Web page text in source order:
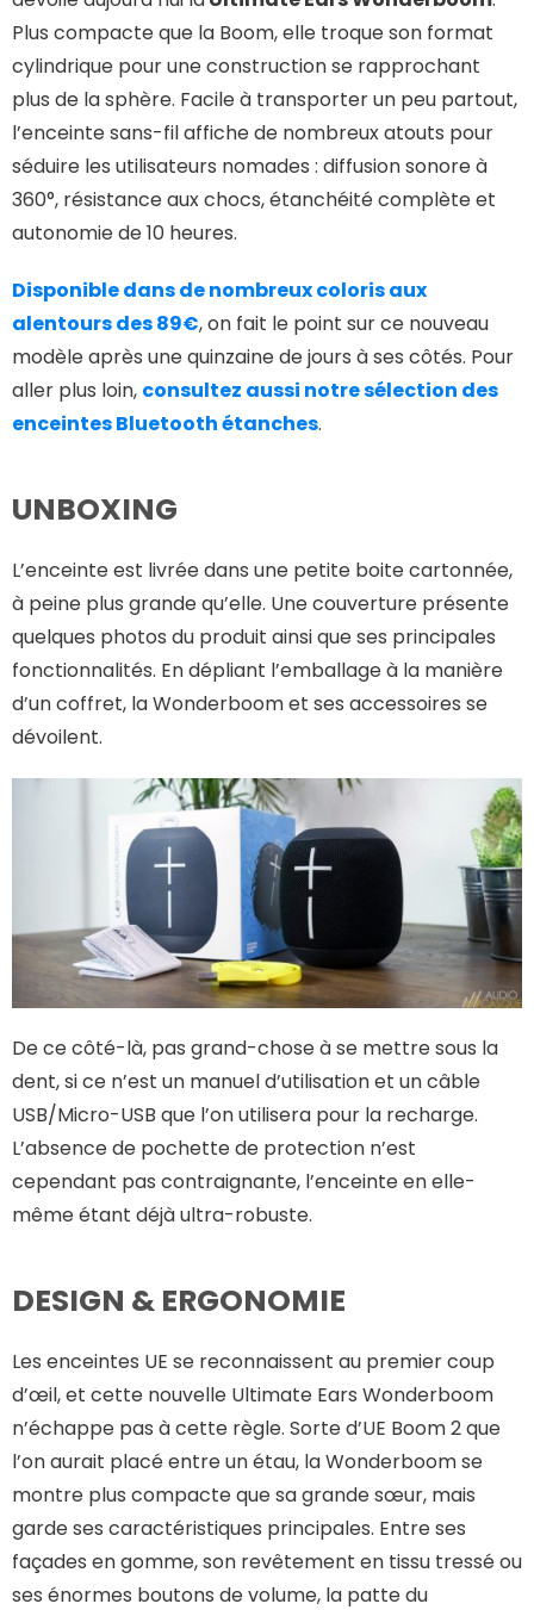
Plus compacte que la Boom, elle troque son format
cylindrique pour une construction se rapprochant
plus de la sphère. Facile à transporter un peu partout,
l’enceinte sans-fil affiche de nombreux atouts pour
séduire les utilisateurs nomades : diffusion sonore à
360°, résistance aux chocs, étanchéité complète et
autonomie de 10 heures.
Disponible dans de nombreux coloris aux
alentours des 89€, on fait le point sur ce nouveau
modèle après une quinzaine de jours à ses côtés. Pour
aller plus loin, consultez aussi notre sélection des
enceintes Bluetooth étanches.
UNBOXING
L’enceinte est livrée dans une petite boite cartonnée,
à peine plus grande qu’elle. Une couverture présente
quelques photos du produit ainsi que ses principales
fonctionnalités. En dépliant l’emballage à la manière
d’un coffret, la Wonderboom et ses accessoires se
dévoilent.
De ce côté-là, pas grand-chose à se mettre sous la
dent, si ce n’est un manuel d’utilisation et un câble
USB/Micro-USB que l’on utilisera pour la recharge.
L’absence de pochette de protection n’est
cependant pas contraignante, l’enceinte en elle-
même étant déjà ultra-robuste.
DESIGN & ERGONOMIE
Les enceintes UE se reconnaissent au premier coup
d’œil, et cette nouvelle Ultimate Ears Wonderboom
n’échappe pas à cette règle. Sorte d’UE Boom 2 que
l’on aurait placé entre un étau, la Wonderboom se
montre plus compacte que sa grande sœur, mais
garde ses caractéristiques principales. Entre ses
façades en gomme, son revêtement en tissu tressé ou
ses énormes boutons de volume, la patte du